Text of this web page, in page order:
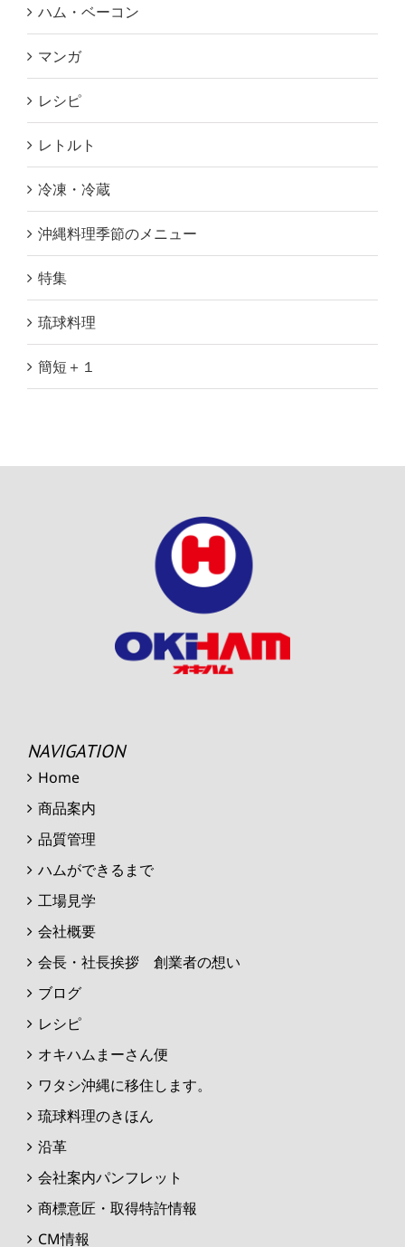
ハム・ベーコン
マンガ
レシピ
レトルト
冷凍・冷蔵
沖縄料理季節のメニュー
特集
琉球料理
簡短＋１
NAVIGATION
Home
商品案内
品質管理
ハムができるまで
工場見学
会社概要
会長・社長挨拶 創業者の想い
ブログ
レシピ
オキハムまーさん便
ワタシ沖縄に移住します。
琉球料理のきほん
沿革
会社案内パンフレット
商標意匠・取得特許情報
CM情報